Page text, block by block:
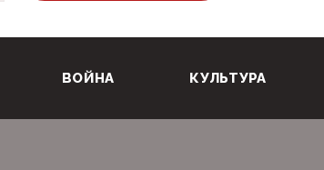
ВОЙНА КУЛЬТУРА